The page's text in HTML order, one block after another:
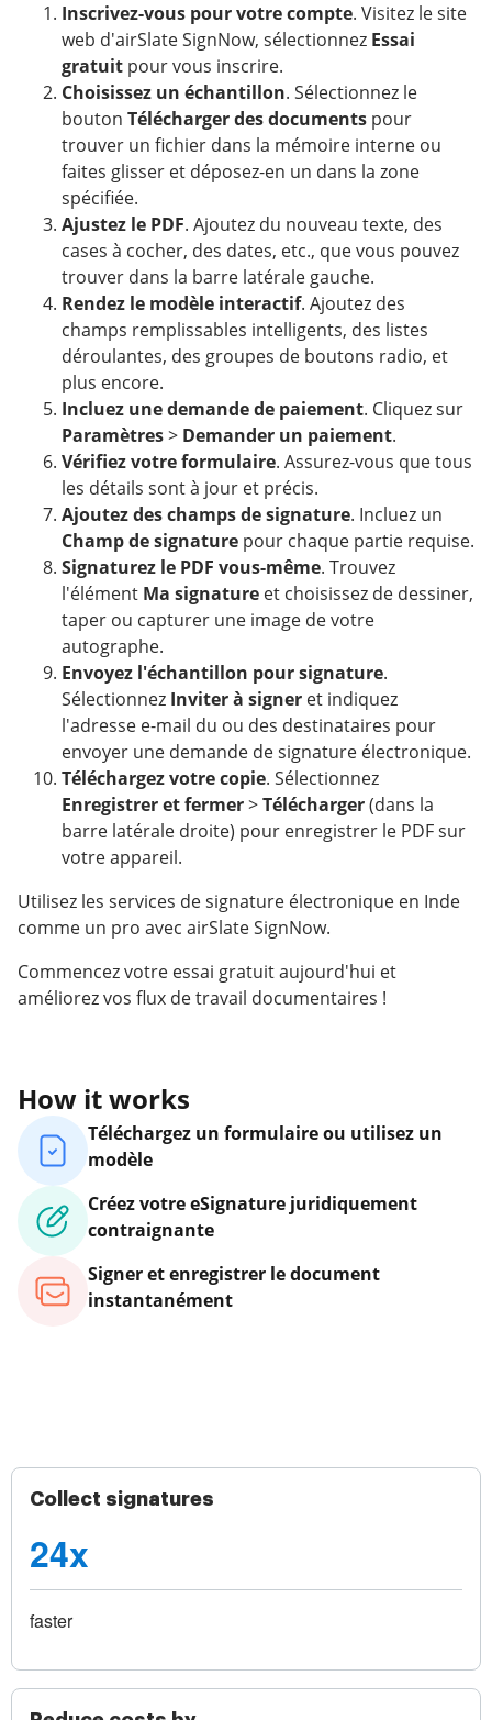
Inscrivez-vous pour votre compte. Visitez le site
web d'airSlate SignNow, sélectionnez Essai
gratuit pour vous inscrire.
Choisissez un échantillon. Sélectionnez le
bouton Télécharger des documents pour
trouver un fichier dans la mémoire interne ou
faites glisser et déposez-en un dans la zone
spécifiée.
Ajustez le PDF. Ajoutez du nouveau texte, des
cases à cocher, des dates, etc., que vous pouvez
trouver dans la barre latérale gauche.
Rendez le modèle interactif. Ajoutez des
champs remplissables intelligents, des listes
déroulantes, des groupes de boutons radio, et
plus encore.
Incluez une demande de paiement. Cliquez sur
Paramètres> Demander un paiement.
Vérifiez votre formulaire. Assurez-vous que tous
les détails sont à jour et précis.
Ajoutez des champs de signature. Incluez un
Champ de signature pour chaque partie requise.
Signaturez le PDF vous-même. Trouvez
l'élément Ma signature et choisissez de dessiner,
taper ou capturer une image de votre
autographe.
Envoyez l'échantillon pour signature.
Sélectionnez Inviter à signer et indiquez
l'adresse e-mail du ou des destinataires pour
envoyer une demande de signature électronique.
Téléchargez votre copie. Sélectionnez
Enregistrer et fermer>Télécharger(dans la
barre latérale droite) pour enregistrer le PDF sur
votre appareil.
Utilisez les services de signature électronique en Inde
comme un pro avec airSlate SignNow.
Commencez votre essai gratuit aujourd'hui et
améliorez vos flux de travail documentaires !
How it works
Téléchargez un formulaire ou utilisez un
modèle
Créez votre eSignature juridiquement
contraignante
Signer et enregistrer le document
instantanément
Collect signatures
24x
faster